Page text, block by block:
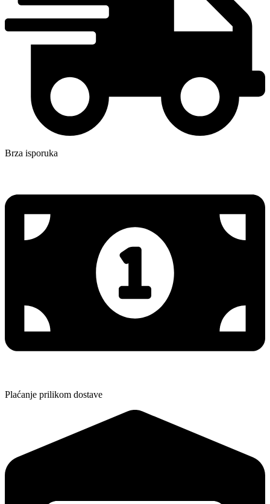
Brza isporuka
Plaćanje prilikom dostave